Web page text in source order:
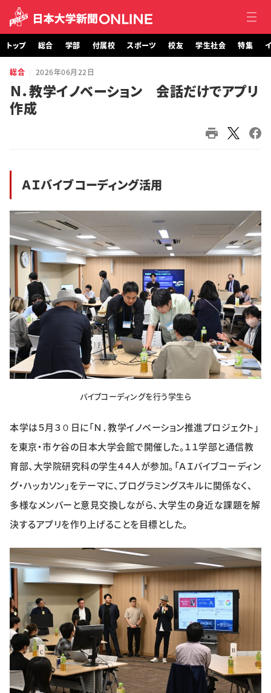
トップ
総合
校友
学生社会
特集・企画
イベント
日大文芸賞
学生記者募集 お問い合わせ
トップ 総合 学部 付属校 スポーツ 校友 学生社会 特集
総合 2026年06月22日
Ｎ．教学イノベーション 会話だけでアプリ
作成
ＡＩバイブコーディング活用
バイブコーディングを行う学生ら
本学は５月３０日に「Ｎ．教学イノベーション推進プロジェクト」
を東京・市ケ谷の日本大学会館で開催した。１１学部と通信教
育部、大学院研究科の学生４４人が参加。「ＡＩバイブコーディン
グ・ハッカソン」をテーマに、プログラミングスキルに関係なく、
多様なメンバーと意見交換しながら、大学生の身近な課題を解
決するアプリを作り上げることを目標とした。